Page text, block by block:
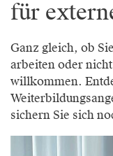
für
Ganz gleich, ob
arbeiten oder
willkommen.
sichern Sie sich